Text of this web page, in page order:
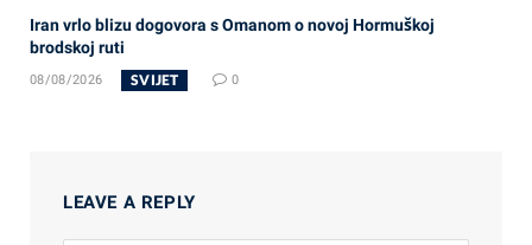
Iran vrlo blizu dogovora s Omanom o novoj Hormuškoj
brodskoj ruti
08/08/2026 SVIJET 0
LEAVE A REPLY